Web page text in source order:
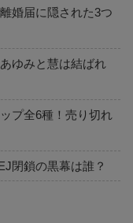
婚届に隠された3つ
ゆみと慧は結ばれ
プ全6種！売り切れ
閉鎖の黒幕は誰？